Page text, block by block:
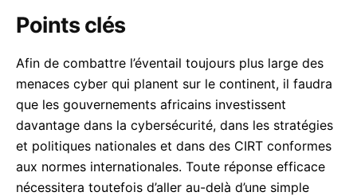
Points clés
Afin de combattre l’éventail toujours plus large des
menaces cyber qui planent sur le continent, il faudra
que les gouvernements africains investissent
davantage dans la cybersécurité, dans les stratégies
et politiques nationales et dans des CIRT conformes
aux normes internationales. Toute réponse efficace
nécessitera toutefois d’aller au-delà d’une simple